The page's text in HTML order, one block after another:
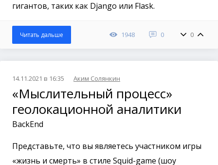
гигантов, таких как Django или Flask.
1948 0 0
Читать дальше
14.11.2021 в 16:35 Аким Солянкин
«Мыслительный процесс»
геолокационной аналитики
BackEnd
Представьте, что вы являетесь участником игры
«жизнь и смерть» в стиле Squid-game (шоу